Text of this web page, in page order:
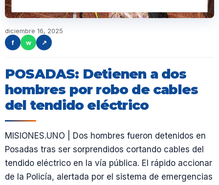
diciembre 16, 2025
f
w ↗
POSADAS: Detienen a dos
hombres por robo de cables
del tendido eléctrico
MISIONES.UNO | Dos hombres fueron detenidos en
Posadas tras ser sorprendidos cortando cables del
tendido eléctrico en la vía pública. El rápido accionar
de la Policía, alertada por el sistema de emergencias